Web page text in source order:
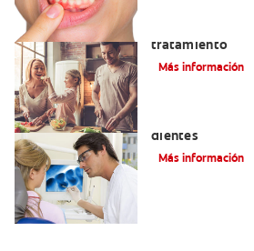
tratamiento
Más información
dientes
Más información